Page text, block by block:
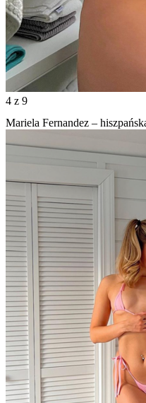
4 z 9
Mariela Fernandez –